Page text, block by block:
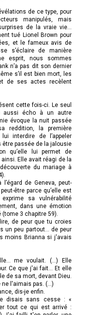
de ce type, pour
manipulés, mais
de la vraie vie...
tué Lionel Brown pour
et le fameux avis de
s’éclaire de manière
esprit, nous sommes
n’a pas dit son dernier
s’il est bien mort, les
de ses actes recèlent
cette fois-ci. Le seul
aussi écho à un autre
évoque la nuit passée
reddition, la première
interdire de l’appeler
être passée de la jalousie
qu’elle lui permet de
Elle avait réagi de la
du mariage à
de Geneva, peut-
être parce qu’elle est
sa vulnérabilité
dans une émotion
3 chapitre 59).
de peur que tu croies
un peu partout... de peur
moins Brianna si j'avais
me voulait. (…) Elle
Ce que j'ai fait... Et elle
de sa mort, devant Dieu.
ne l'aimais pas. (…)
dis-je enfin.
disais sans cesse : «
tout ce qui est arrivé :